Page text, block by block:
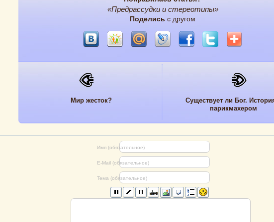
«Предрассудки и стереотипы»
Поделись с другом
Мир жесток?
Существует ли Бог.
парикмахером
Имя (обязательное)
E-Mail (обязательное)
Тема (обязательное)